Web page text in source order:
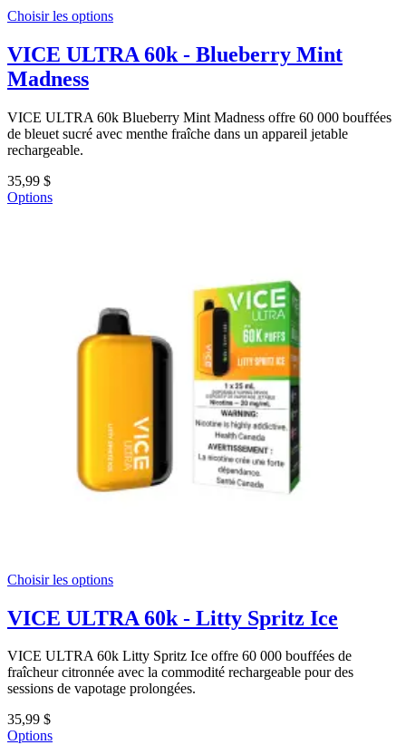
Choisir les options
VICE ULTRA 60k - Blueberry Mint
Madness
VICE ULTRA 60k Blueberry Mint Madness offre 60 000 bouffées
de bleuet sucré avec menthe fraîche dans un appareil jetable
rechargeable.
35,99 $
Options
Choisir les options
VICE ULTRA 60k - Litty Spritz Ice
VICE ULTRA 60k Litty Spritz Ice offre 60 000 bouffées de
fraîcheur citronnée avec la commodité rechargeable pour des
sessions de vapotage prolongées.
35,99 $
Options